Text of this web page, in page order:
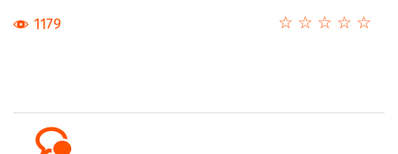
☆ ☆ ☆ ☆ ☆
★ ★ ★ ★ ★
1179